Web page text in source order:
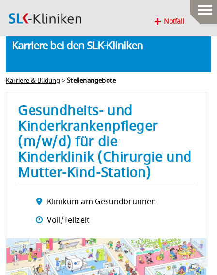
Notfall
Karriere bei den SLK-Kliniken
Karriere & Bildung >Stellenangebote
Gesundheits- und
Kinderkrankenpfleger
(m/w/d) für die
Kinderklinik (Chirurgie und
Mutter-Kind-Station)
Klinikum am Gesundbrunnen
Voll/Teilzeit